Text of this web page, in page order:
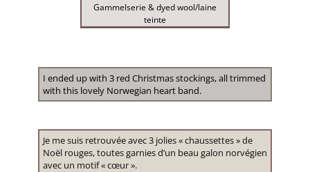
Gammelserie & dyed wool/laine
teinte
I ended up with 3 red Christmas stockings, all trimmed
with this lovely Norwegian heart band.
Je me suis retrouvée avec 3 jolies « chaussettes » de
Noël rouges, toutes garnies d’un beau galon norvégien
avec un motif « cœur ».